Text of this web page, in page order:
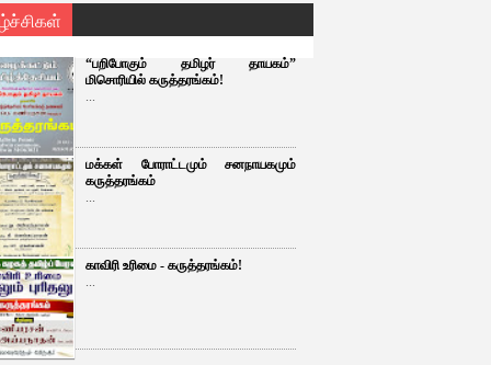
“பறிபோகும் தமிழர் தாயகம்”
மிசொரியில் கருத்தரங்கம்!
...
மக்கள் போராட்டமும் சனநாயகமும்
கருத்தரங்கம்
...
காவிரி உரிமை - கருத்தரங்கம்!
...